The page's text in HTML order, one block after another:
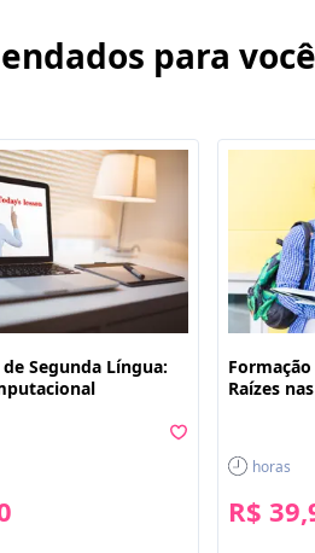
para você
Segunda Língua:
Raízes
horas
R$